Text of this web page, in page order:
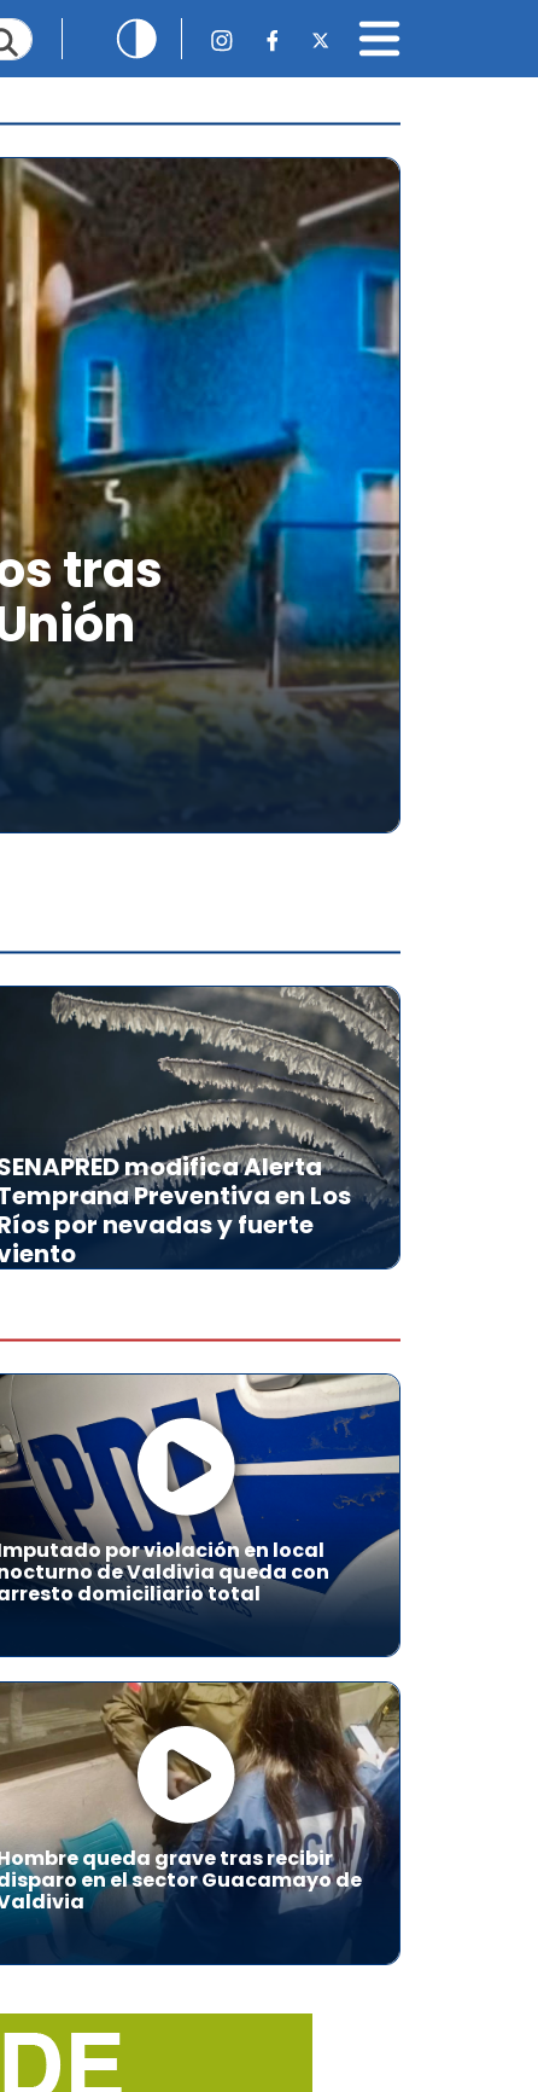
tras
modifica Alerta
Preventiva en Los
por nevadas y fuerte
por violación en local
de Valdivia queda con
domiciliario total
queda grave tras recibir
en el sector Guacamayo de